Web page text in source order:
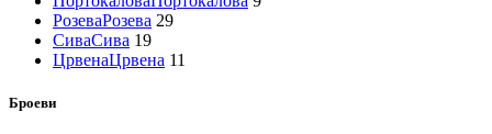
РозеваРозева 29
СиваСива 19
ЦрвенаЦрвена 11
Броеви